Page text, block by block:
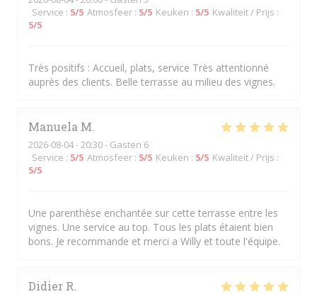
Service : 5/5 Atmosfeer : 5/5 Keuken : 5/5 Kwaliteit / Prijs :
5/5
Très positifs : Accueil, plats, service Très attentionné
auprès des clients. Belle terrasse au milieu des vignes.
Manuela M
2026-08-04- 20:30 - Gasten 6
Service : 5/5 Atmosfeer : 5/5 Keuken : 5/5 Kwaliteit / Prijs :
5/5
Une parenthèse enchantée sur cette terrasse entre les
vignes. Une service au top. Tous les plats étaient bien
bons. Je recommande et merci a Willy et toute l'équipe.
Didier R